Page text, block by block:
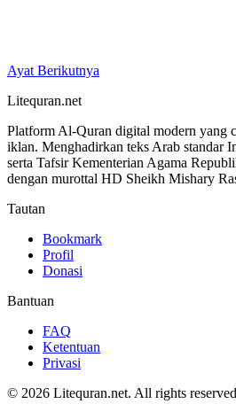
Ayat Berikutnya
Litequran.net
Platform Al-Quran digital modern yang
iklan. Menghadirkan teks Arab standar
serta Tafsir Kementerian Agama
dengan murottal HD Sheikh Mishary
Tautan
Bookmark
Profil
Donasi
Bantuan
FAQ
Ketentuan
Privasi
© 2026 Litequran.net. All rights